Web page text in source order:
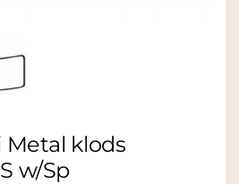
Metal klods
w/Sp